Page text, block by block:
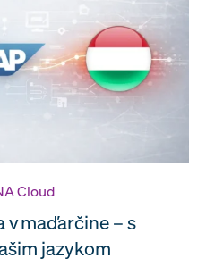
Cloud
v maďarčine – s
jazykom